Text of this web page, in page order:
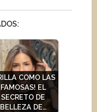
COMO LAS
FAMOSAS! EL
SECRETO DE
BELLEZA DE…